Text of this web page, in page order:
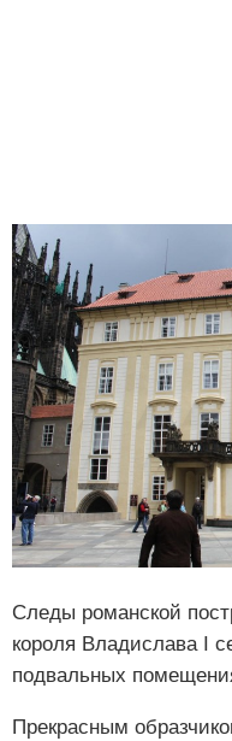
Следы романской
короля Владислава I
подвальных
Прекрасным